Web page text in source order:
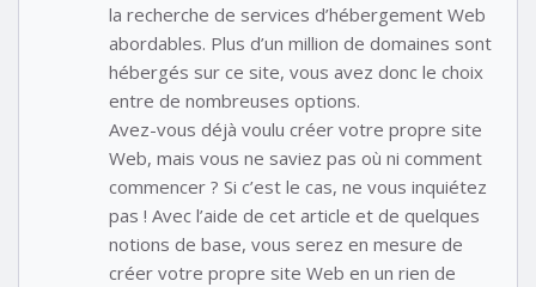
la recherche de services d’hébergement Web
abordables. Plus d’un million de domaines sont
hébergés sur ce site, vous avez donc le choix
entre de nombreuses options.
Avez-vous déjà voulu créer votre propre site
Web, mais vous ne saviez pas où ni comment
commencer ? Si c’est le cas, ne vous inquiétez
pas ! Avec l’aide de cet article et de quelques
notions de base, vous serez en mesure de
créer votre propre site Web en un rien de